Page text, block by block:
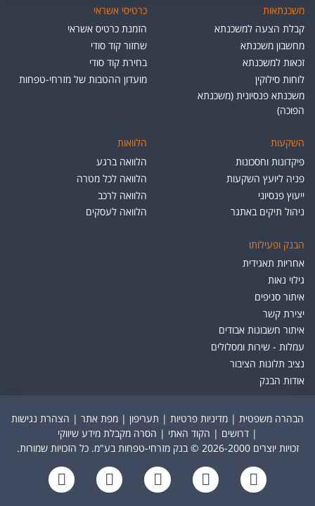
משכנתאות
קבלת הצעה למשכנתא
מחשבון משכנתא
זכאות למשכנתא
לוחות סילוקין
משכנתא פנסיונית (משכנתא
הפוכה)
כרטיסי אשראי
הזמנת כרטיס אשראי
שחזור קוד סודי
בחירת קוד סודי
מועדון ההטבות של מזרחי-טפחות
השקעות
פיקדונות וחסכונות
פניה ליועץ השקעות
ייעוץ פנסיוני
ניהול תיקים באתגר
הלוואות
הלוואה ברגע
הלוואה לכל מטרה
הלוואה לרכב
הלוואה לעסקים
הבנק ופעילותו
אחריות תאגידית
גילוי נאות
איתור סניפים
יצירת קשר
איתור חשבונות אבודים
עמלות - שירות ומסלולים
נציב תלונות הציבור
אודות הבנק
הבהרה משפטית | מדיניות פרטיות | תעריפון | מפת אתר | הצהרת נגישות
| דרושים | הקוד האתי | הסרה מקבלת מידע שיווקי
זכויות יוצרים 2026-2000 © בנק מזרחי-טפחות בע"מ. כל הזכויות שמורות.